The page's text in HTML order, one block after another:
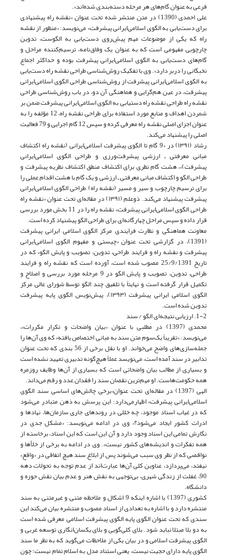
فرعی به عنوان گام‌های هر مرحله دسته‌بندی شده‌اند».
علی احمدی (1390) در متن منتشر شده تحت عنوان «نقشه راه پیشنهادی
برای دست‌یابی به الگوی اسلامی‌ایرانی پیشرفت» می‌نویسد: «‌منظور از نقشه
راه که یکی از موضوعات مهم پیش‌ِروی دست‌یابی به الگوست، تدوین
چارچوبی مفهومی است که به عنوان یک وفاق‌نامه، ترسیم‌کننده مراحل و
گام‌های دست‌یابی به الگوی اسلامی‌ایرانی پیشرفت بوده و حداکثر اجماع
نخبگانی را دربر دارد». وی با تفکیک روش‌شناسی طراحی نقشه راه دست‌یابی
به الگوی اسلامی‌ایرانی پیشرفت از روش‌شناسی طراحی الگوی اسلامی‌ایرانی
پیشرفت، در عین هم‌گرایی و هماهنگی آن دو، در باب روش‌شناسی طراحی
نقشه راه طراحی نقشه راه دستیابی به الگوی اسلامی‌ایرانی پیشرفت ضمن بر
شمردن اهداف و منابع‌ مورد استفاده برای طراحی نقشه راه، 12 مؤلفه را به
عنوان اجزای اصلی نقشه راه معرفی کرده و سپس 12 گام اجرایی و 79 فعالیت
اصلی را پیشنهاد می‌کند.
رشاد (۱۳۹۱) در «9 گام تا الگوی پیشرفت اسلامی‌ایرانی (نقشه راه اکتشاف
مبانی معرفتی ـ ارزشی پیشرفت‌ورزی و طراحی الگوی اسلامی‌ایرانی
پیشرفت)»، هشت گام نظری برای اکتشاف منطق اکتشاف نظریه پیشرفت و
طراحی الگو و اکتشاف مبانی معرفتی ـ ارزشی و یک گام با هشت اقدام عملی را
برای ترسیم چارچوب و سیر و مسیر (نقشه راه) طراحی الگوی اسلامی‌ایرانی
پیشرفت پیشنهاد می‌کند.‌ ذوعلم (۱۳۹۱) در مقاله‌ای تحت عنوان «نقشه راه
طراحی الگوی اسلامی‌ایرانی پیشرفت» نقشه راه را در 11 بخش مورد بررسی
قرار داده و سپس مراحل چهارگانه‌ای برای طراحی الگو پیشنهاد کرده است.
معاونت هماهنگی و نظارت فرایندی مرکز الگوی اسلامی ‌ایرانی پیشرفت
(1391)، در گزارشی تحت عنوان «چیستی و مفهوم الگوی اسلامی‌ایرانی
پیشرفت و نقشه راه و فرایند طراحی، تدوین، تصویب و پایش الگو» که در
تاریخ 25/9/1391 مصوب شده است، آورده است که نقشه راه و فرایند
طراحی، تدوین، تصویب و پایش الگو در 9 مرحله مورد بررسی و اصلاح و
تکمیل قرار گرفته است و نهایتاً با تلفیق چند الگو توسط شورای عالی مرکز
الگوی اسلامی ‌ایرانی پیشرفت (۱۳۹۳)، پیش‌نویس الگوی پایه پیشرفت
تدوین شده است.
1-2. ارزیابی نتیجه‌ای الگو / سند
محمدی (1397) در مطلبی با عنوان «بیان واضحات و تکرار مکررات»،
می‌نویسد: «تقریباً یک‌سوم متن سند به مبانی اختصاص یافته» که وی آن‌ها را
جمله‌سازی‌های واضح می‌خواند. او با نقل برخی از 56 بندی که تحت عنوان
تدابیر در سند آمده است، می‌نویسد عملاً هیچ‌گونه تدبیری تمهید نشده است
و بسیاری از مطالب بیان واضحاتی است که بسیاری از آن‌ها وظایف روزمره
همه حکومت‌هاست. او مهم‌ترین نقصان سند را فقدان عدد و رقم می‌داند.
الهی (1397) در مقاله‌ای تحت عنوان«برخی چالش‌های اساسی سند الگوی
اسلامی‌ایرانی پیشرفت» اظهارمی‌دارد: این پرسش به ذهن متبادر می‌شود
که در غیاب اسناد موجود، چه خللی در روندهای جاری سازمان‌ها، نهادها و
ادرات کشور ایجاد می‌شود؟» وی در ادامه می‌نویسد: «مشکل جدی در
نگارش تمامی این اسناد وجود دارد و آن این است که این اسناد، برخاسته از
همه تفکرات و اندیشه‌های کشور نیست». وی در ادامه به برخی از خلأها و
نواقصی که از نظر وی سبب می‌شوند پس از ابلاغ سند هیچ اتفاقی در «واقع»
نیفتد، می‌پردازد، عناوین کلی آن‌ها عبارت‌اند از عدم توجه به تحولات دهه
90، غفلت از زندگی شهری، بی‌توجهی به نقش هنر و عدم بیان نقش حوزه و
دانشگاه.
کشوری (1397) با اشاره اینکه 9 اشکال و ملاحظه متنی و غیرمتنی به سند
منتشره دارد و با اشاره به تعدادی از اسناد مصوب و منتشره بیان می‌کند این
سندی که تحت عنوان الگوی پایه الگوی پیشرفت اسلامی معرفی شده است
به دو بلا مبتلا نباید شود. بلای کلی‌گویی و بلای یکسان‌انگاری توسعه غربی و
الگوی پیشرفت اسلامی و در بیان یکی از ملاحظات می‌گوید که به نظر ما سند
الگوی پایه دارای حجیت نیست، یعنی استناد مدل به اسلام تمام نیست؛ چون